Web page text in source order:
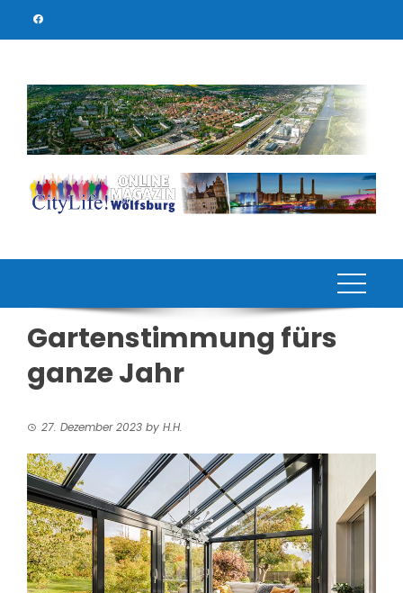
Gartenstimmung fürs
ganze Jahr
27. Dezember 2023 by H.H.